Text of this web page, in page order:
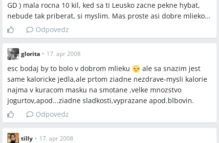
GD ) mala rocna 10 kil, ked sa ti Leusko zacne pekne hybat,
nebude tak priberat, si myslim. Mas proste asi dobre mlieko...
Odpovedz
glorita • 17. apr 2008
esc bodaj by to bolo v dobrom mlieku
ale sa snazim jest
same kaloricke jedla,ale prtom ziadne nezdrave-mysli kalorie
najma v kuracom masku na smotane ,velke mnozstvo
jogurtov,apod...ziadne sladkosti,vyprazane apod.blbovin.
Odpovedz
tilly • 17. apr 2008